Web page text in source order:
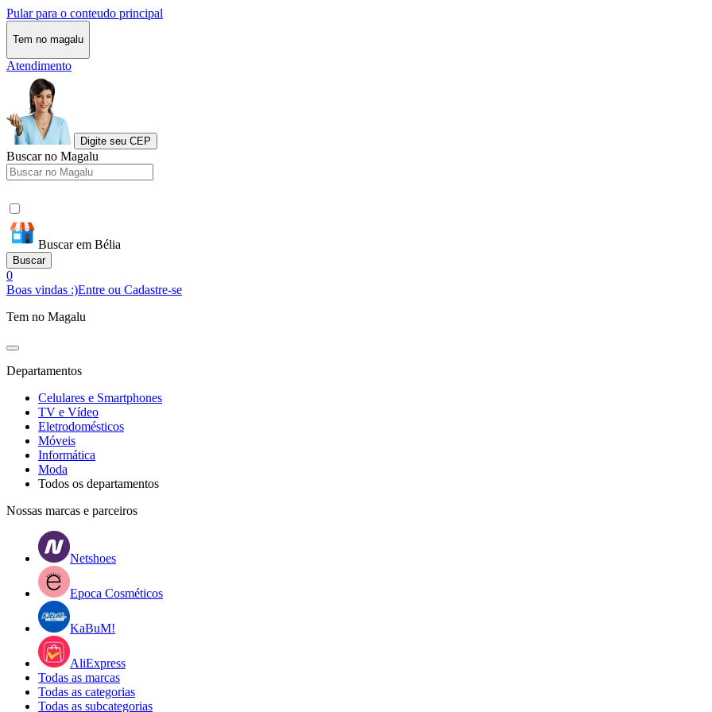
Pular para o conteudo principal
Tem no magalu
Atendimento
Digite seu CEP
Buscar no Magalu
Buscar em Bélia
Buscar
0
Boas vindas :)Entre ou Cadastre-se
Tem no Magalu
Departamentos
Celulares e Smartphones
TV e Vídeo
Eletrodomésticos
Móveis
Informática
Moda
Todos os departamentos
Nossas marcas e parceiros
Netshoes
Epoca Cosméticos
KaBuM!
AliExpress
Todas as marcas
Todas as categorias
Todas as subcategorias